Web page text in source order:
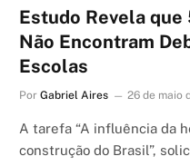
Estudo Revela
Não Encontram
Escolas
Por Gabriel Aires 26 de maio
A tarefa “A influência da
construção do Brasil”,